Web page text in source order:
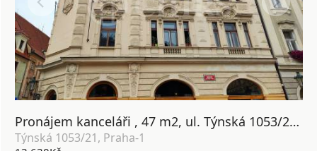
Pronájem kanceláři , 47 m2, ul. Týnská 1053/21, Praha 1, Staré město.
Týnská 1053/21, Praha-1